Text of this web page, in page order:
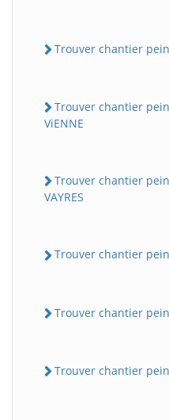
Trouver chantier
Trouver chantier
ViENNE
Trouver chantier
VAYRES
Trouver chantier
Trouver chantier
Trouver chantier